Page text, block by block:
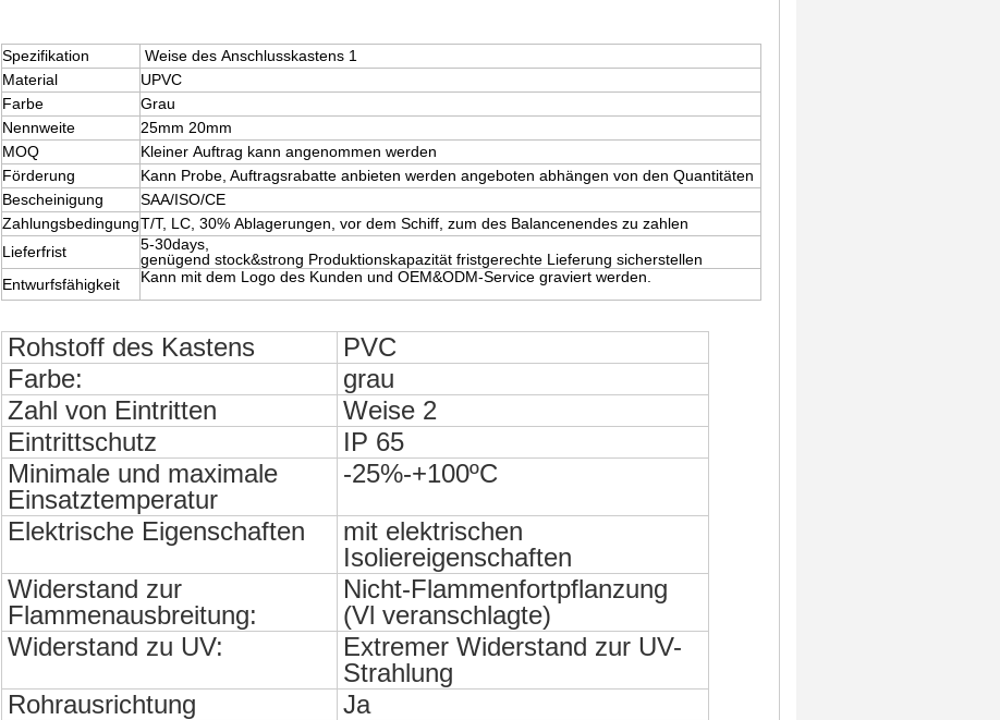
Spezifikation
Weise des Anschlusskastens 1
Material
UPVC
Farbe
Grau
Nennweite
25mm 20mm
MOQ
Kleiner Auftrag kann angenommen werden
Förderung
Kann Probe, Auftragsrabatte anbieten werden angeboten abhängen von den Quantitäten
Bescheinigung
SAA/ISO/CE
ZahlungsbedingungT/T, LC, 30% Ablagerungen, vor dem Schiff, zum des Balancenendes zu zahlen
Lieferfrist
5-30days,
genügend stock&strong Produktionskapazität fristgerechte Lieferung sicherstellen
Entwurfsfähigkeit
Kann mit dem Logo des Kunden und OEM&ODM-Service graviert werden.
Rohstoff des Kastens
PVC
Farbe:
grau
Zahl von Eintritten
Weise 2
Eintrittschutz
IP 65
Minimale und maximale
Einsatztemperatur
-25%-+100ºC
Elektrische Eigenschaften
mit elektrischen
Isoliereigenschaften
Widerstand zur
Flammenausbreitung:
Nicht-Flammenfortpflanzung
(Vl veranschlagte)
Widerstand zu UV:
Extremer Widerstand zur UV-
Strahlung
Rohrausrichtung
Ja